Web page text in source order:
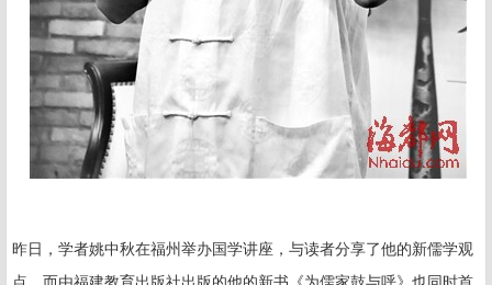
昨日，学者姚中秋在福州举办国学讲座，与读者分享了他的新儒学观